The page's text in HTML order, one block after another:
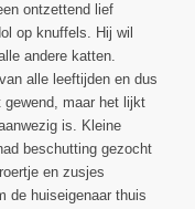
ontzettend lief
op knuffels. Hij wil
andere katten.
alle leeftijden en dus
maar het lijkt
is. Kleine
beschutting gezocht
en zusjes
de huiseigenaar thuis